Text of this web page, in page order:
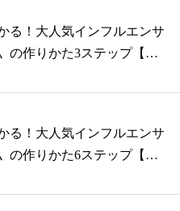
る！大人気インフルエンサ
の作りかた3ステップ【真
る！大人気インフルエンサ
の作りかた6ステップ【川